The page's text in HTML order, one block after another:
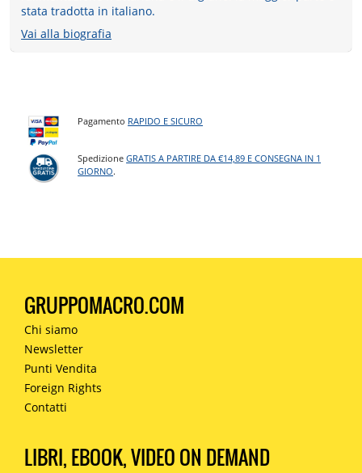
stata tradotta in italiano.
Vai alla biografia
Pagamento RAPIDO E SICURO
SpedizioneGRATIS A PARTIRE DA €14,89 E CONSEGNA IN 1
GIORNO.
GRUPPOMACRO.COM
Chi siamo
Newsletter
Punti Vendita
Foreign Rights
Contatti
LIBRI, EBOOK, VIDEO ON DEMAND